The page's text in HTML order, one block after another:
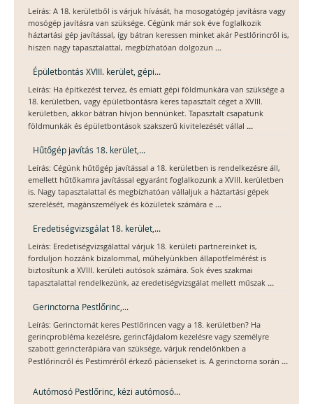
Leírás: A 18. kerületből is várjuk hívását, ha mosogatógép javításra vagy
mosógép javításra van szüksége. Cégünk már sok éve foglalkozik
háztartási gép javítással, így bátran keressen minket akár Pestlőrincről is,
hiszen nagy tapasztalattal, megbízhatóan dolgozun ...
Épületbontás XVIII. kerület, gépi...
Leírás: Ha építkezést tervez, és emiatt gépi földmunkára van szüksége a
18. kerületben, vagy épületbontásra keres tapasztalt céget a XVIII.
kerületben, akkor bátran hívjon bennünket. Tapasztalt csapatunk
földmunkák és épületbontások szakszerű kivitelezését vállal ...
Hűtőgép javítás 18. kerület,...
Leírás: Cégünk hűtőgép javítással a 18. kerületben is rendelkezésre áll,
emellett hűtőkamra javítással egyaránt foglalkozunk a XVIII. kerületben
is. Nagy tapasztalattal és megbízhatóan vállaljuk a háztartási gépek
szerelését, magánszemélyek és közületek számára e ...
Eredetiségvizsgálat 18. kerület,...
Leírás: Eredetiségvizsgálattal várjuk 18. kerületi partnereinket is,
forduljon hozzánk bizalommal, műhelyünkben állapotfelmérést is
biztosítunk a XVIII. kerületi autósok számára. Sok éves szakmai
tapasztalattal rendelkezünk, az eredetiségvizsgálat mellett műszak ...
Gerinctorna Pestlőrinc,...
Leírás: Gerinctornát keres Pestlőrincen vagy a 18. kerületben? Ha
gerincprobléma kezelésre, gerincfájdalom kezelésre vagy személyre
szabott gerincterápiára van szüksége, várjuk rendelőnkben a
Pestlőrincről és Pestimréről érkező pácienseket is. A gerinctorna során ...
Autómosó Pestlőrinc, kézi autómosó...